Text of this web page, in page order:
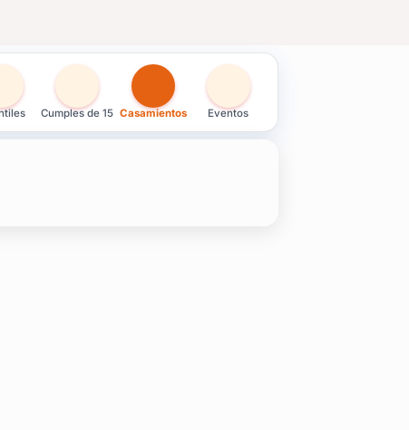
Cumples de 15 Casamientos Eventos
, con los mejores accesorios para divertirte y hacer de tu